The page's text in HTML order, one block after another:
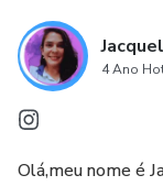
4 Ano
Olá,meu nome é